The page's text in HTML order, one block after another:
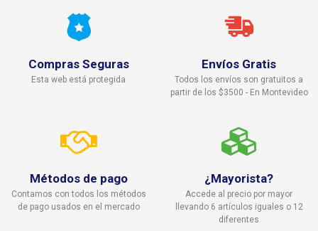
Compras Seguras
Esta web está protegida
Envíos Gratis
Todos los envíos son gratuitos a
partir de los $3500 - En Montevideo
Métodos de pago
Contamos con todos los métodos
de pago usados en el mercado
¿Mayorista?
Accede al precio por mayor
llevando 6 artículos iguales o 12
diferentes